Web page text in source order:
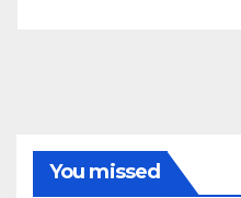
You missed